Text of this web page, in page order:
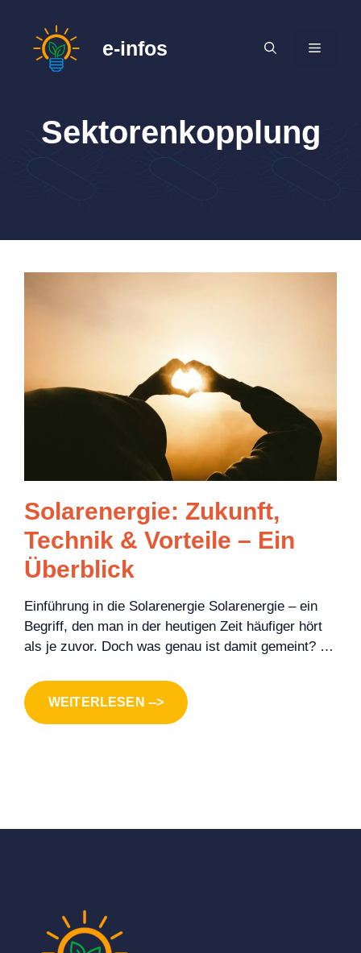
springen
e-infos MENÜ
Sektorenkopplung
Solarenergie: Zukunft,
Technik & Vorteile – Ein
Überblick
Einführung in die Solarenergie Solarenergie – ein
Begriff, den man in der heutigen Zeit häufiger hört
als je zuvor. Doch was genau ist damit gemeint? …
WEITERLESEN -->